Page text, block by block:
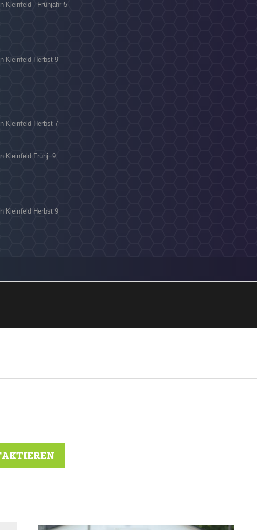
Kleinfeld - Frühjahr 5
Kleinfeld Herbst 9
Kleinfeld Herbst 7
Kleinfeld Frühj. 9
Kleinfeld Herbst 9